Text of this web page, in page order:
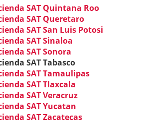
SAT Quintana Roo
SAT Queretaro
SAT San Luis Potosi
SAT Sinaloa
SAT Sonora
SAT Tabasco
SAT Tamaulipas
SAT Tlaxcala
SAT Veracruz
SAT Yucatan
SAT Zacatecas